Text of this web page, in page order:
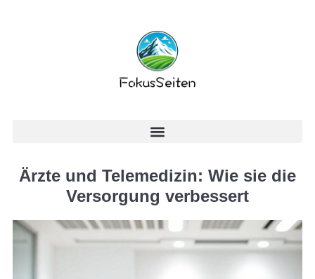
Ärzte und Telemedizin: Wie sie die
Versorgung verbessert